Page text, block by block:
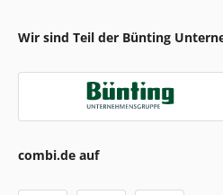
Wir sind Teil der Bünting
combi.de auf